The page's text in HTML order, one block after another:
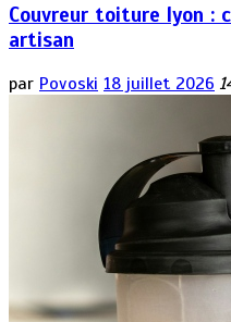
Couvreur toiture lyon :
artisan
par Povoski 18 juillet 2026